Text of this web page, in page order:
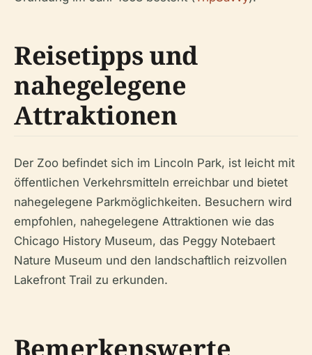
Reisetipps und
nahegelegene
Attraktionen
Der Zoo befindet sich im Lincoln Park, ist leicht mit
öffentlichen Verkehrsmitteln erreichbar und bietet
nahegelegene Parkmöglichkeiten. Besuchern wird
empfohlen, nahegelegene Attraktionen wie das
Chicago History Museum, das Peggy Notebaert
Nature Museum und den landschaftlich reizvollen
Lakefront Trail zu erkunden.